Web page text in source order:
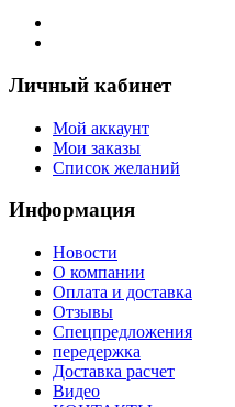
Личный кабинет
Мой аккаунт
Мои заказы
Список желаний
Информация
Новости
О компании
Оплата и доставка
Отзывы
Спецпредложения
передержка
Доставка расчет
Видео